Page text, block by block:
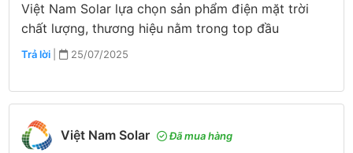
Việt Nam Solar lựa chọn sản phẩm điện mặt trời
chất lượng, thương hiệu nằm trong top đầu
Trả lời | 25/07/2025
Việt Nam Solar Đã mua hàng